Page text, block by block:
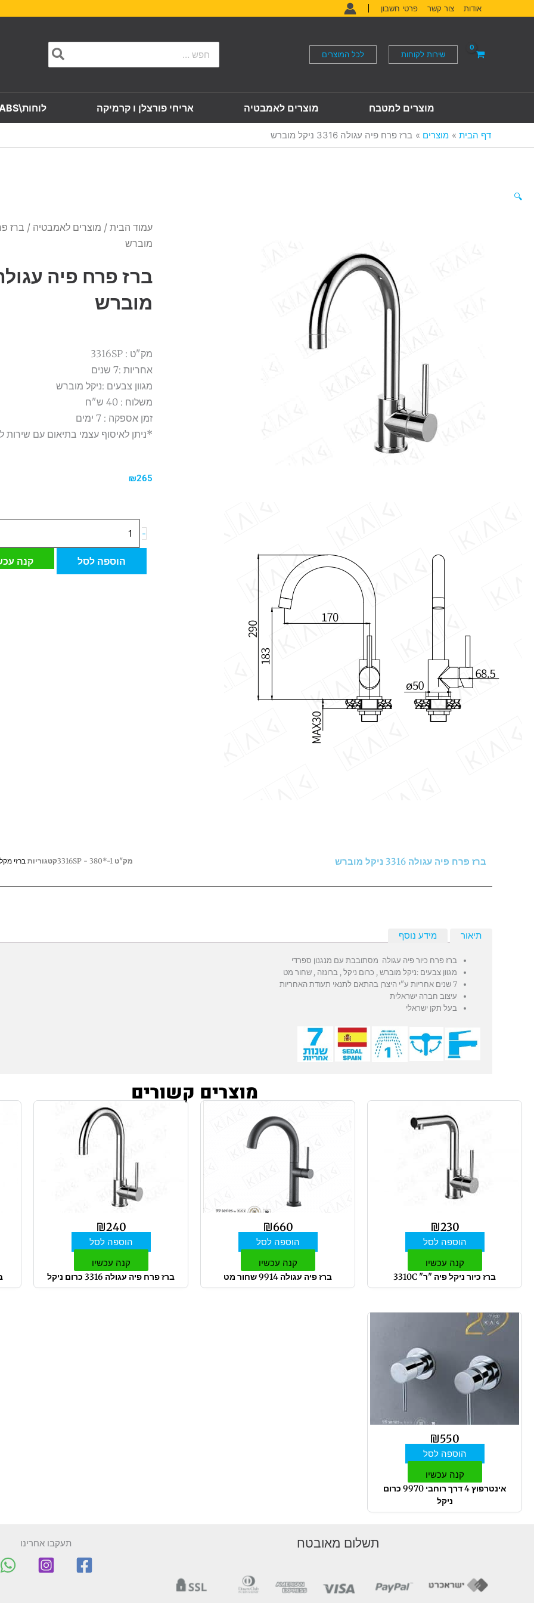
לתוכן
אודות צור קשר פרטי חשבון
שירות לקוחות לכל המוצרים
for:
מוצרים למטבח מוצרים לאמבטיה אריחי פורצלן ו קרמיקה לוחות\SLABS
דף הבית מוצרים ברז פרח פיה עגולה 3316 ניקל מוברש
🔍
עמוד הבית / מוצרים לאמבטיה
מוברש
מוברש
מק"ט : 3316SP
אחריות :7 שנים
מגוון צבעים :ניקל מוברש
משלוח : 40 ש"ח
זמן אספקה : 7 ימים
*ניתן לאיסוף עצמי בתיאום עם שירות
₪265
-
של
פרח
הוספה לסל קנה
ברז פרח פיה עגולה 3316 ניקל מוברש מק"ט3316SP - 380*-1קטגוריות ברזי
תיאור מידע נוסף
ברז פרח כיור פיה עגולה מסתובבת עם מנגנון ספרדי
מגוון צבעים :ניקל מוברש , כרום ניקל , ברונזה , שחור מט
7 שנים אחריות ע"י היצרן בהתאם לתנאי תעודת האחריות
עיצוב חברה ישראלית
בעל תקן ישראלי
מוצרים קשורים
₪230
הוספה לסל
קנה עכשיו
ברז כיור ניקל פיה "ר" 3310C
₪660
הוספה לסל
קנה עכשיו
ברז פיה עגולה 9914 שחור מט
₪240
הוספה לסל
קנה עכשיו
ברז פרח פיה עגולה 3316 כרום ניקל
₪550
הוספה לסל
קנה עכשיו
אינטרפוץ 4 דרך רוחבי 9970 כרום
ניקל
תשלום מאובטח תעקבו אחרינו